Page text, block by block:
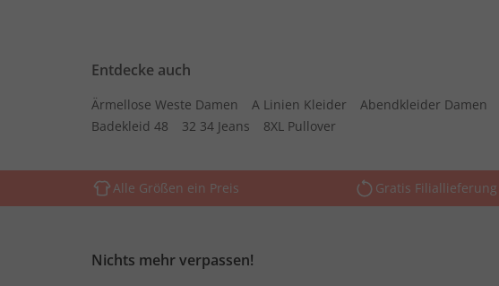
Entdecke auch
Ärmellose Weste Damen A Linien Kleider Abendkleider Damen
Badekleid 48
32 34 Jeans 8XL Pullover
Alle Größen ein Preis Gratis Filiallieferung
Nichts mehr verpassen!